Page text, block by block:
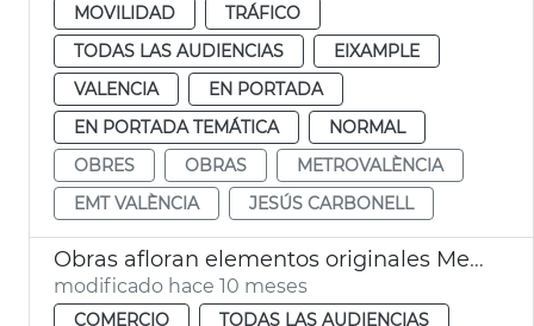
MOVILIDAD
TRÁFICO
TODAS LAS AUDIENCIAS
EIXAMPLE
VALENCIA
EN PORTADA
EN PORTADA TEMÁTICA
NORMAL
OBRES
OBRAS
METROVALÈNCIA
EMT VALÈNCIA
JESÚS CARBONELL
Obras afloran elementos originales Mercado Central de València
modificado hace 10 meses
COMERCIO
TODAS LAS AUDIENCIAS